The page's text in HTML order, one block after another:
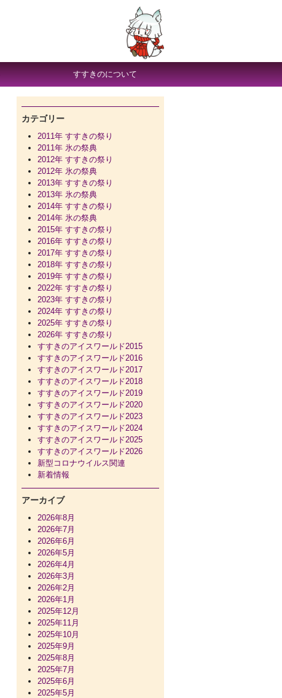
すすきのについて
カテゴリー
2011年 すすきの祭り
2011年 氷の祭典
2012年 すすきの祭り
2012年 氷の祭典
2013年 すすきの祭り
2013年 氷の祭典
2014年 すすきの祭り
2014年 氷の祭典
2015年 すすきの祭り
2016年 すすきの祭り
2017年 すすきの祭り
2018年 すすきの祭り
2019年 すすきの祭り
2022年 すすきの祭り
2023年 すすきの祭り
2024年 すすきの祭り
2025年 すすきの祭り
2026年 すすきの祭り
すすきのアイスワールド2015
すすきのアイスワールド2016
すすきのアイスワールド2017
すすきのアイスワールド2018
すすきのアイスワールド2019
すすきのアイスワールド2020
すすきのアイスワールド2023
すすきのアイスワールド2024
すすきのアイスワールド2025
すすきのアイスワールド2026
新型コロナウイルス関連
新着情報
アーカイブ
2026年8月
2026年7月
2026年6月
2026年5月
2026年4月
2026年3月
2026年2月
2026年1月
2025年12月
2025年11月
2025年10月
2025年9月
2025年8月
2025年7月
2025年6月
2025年5月